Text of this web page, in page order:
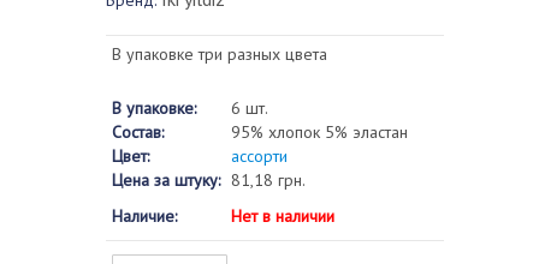
В упаковке три разных цвета
В упаковке:
6 шт.
Состав:
95% хлопок 5% эластан
Цвет:
ассорти
Цена за штуку: 81,18 грн.
Наличие:
Нет в наличии